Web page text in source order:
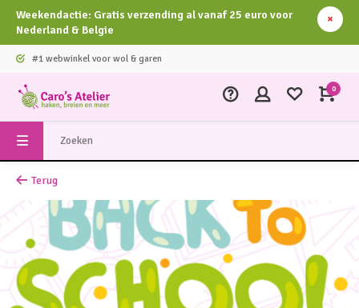
Weekendactie: Gratis verzending al vanaf 25 euro voor
Nederland & Belgie
#1 webwinkel voor wol & garen
0
Terug